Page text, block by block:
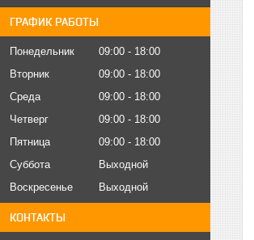
ГРАФИК РАБОТЫ
Понедельник 09:00
18:00
Вторник
09:00
18:00
Среда
09:00
18:00
Четверг
09:00
18:00
Пятница
09:00
18:00
Суббота
Выходной
Воскресенье
Выходной
КОНТАКТЫ